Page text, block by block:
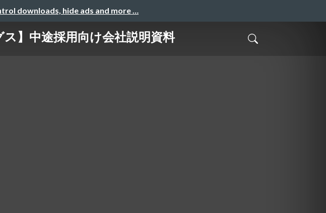
downloads, hide ads and more …
】中途採用向け会社説明資料